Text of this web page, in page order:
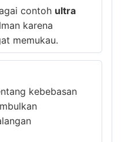
contoh ultra
karena
memukau.
kebebasan